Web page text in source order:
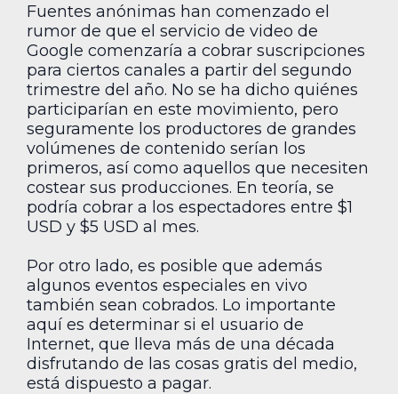
Fuentes anónimas han comenzado el
rumor de que el servicio de video de
Google comenzaría a cobrar suscripciones
para ciertos canales a partir del segundo
trimestre del año. No se ha dicho quiénes
participarían en este movimiento, pero
seguramente los productores de grandes
volúmenes de contenido serían los
primeros, así como aquellos que necesiten
costear sus producciones. En teoría, se
podría cobrar a los espectadores entre $1
USD y $5 USD al mes.
Por otro lado, es posible que además
algunos eventos especiales en vivo
también sean cobrados. Lo importante
aquí es determinar si el usuario de
Internet, que lleva más de una década
disfrutando de las cosas gratis del medio,
está dispuesto a pagar.